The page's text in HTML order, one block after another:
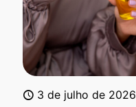
3 de julho de 2026